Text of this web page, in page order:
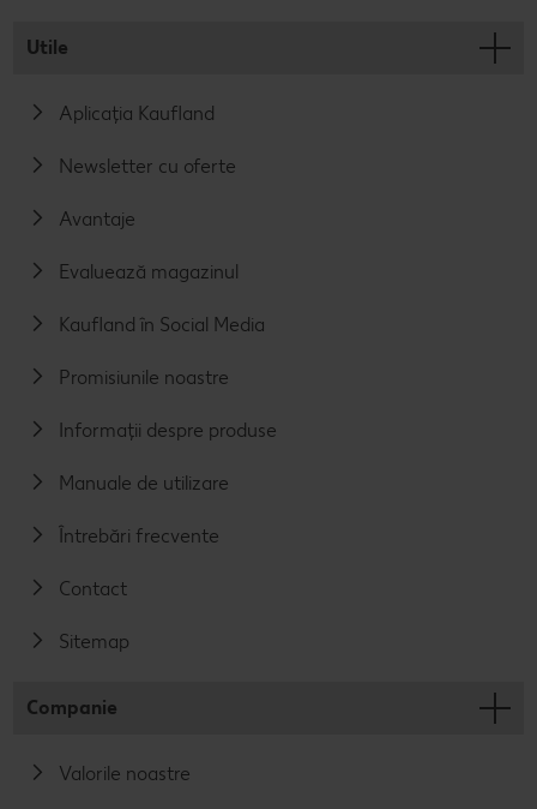
Utile
Aplicația Kaufland
Newsletter cu oferte
Avantaje
Evaluează magazinul
Kaufland în Social Media
Promisiunile noastre
Informații despre produse
Manuale de utilizare
Întrebări frecvente
Contact
Sitemap
Companie
Valorile noastre